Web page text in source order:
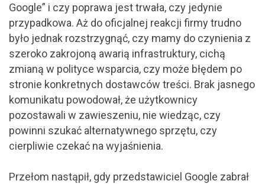
Google” i czy poprawa jest trwała, czy jedynie
przypadkowa. Aż do oficjalnej reakcji firmy trudno
było jednak rozstrzygnąć, czy mamy do czynienia z
szeroko zakrojoną awarią infrastruktury, cichą
zmianą w polityce wsparcia, czy może błędem po
stronie konkretnych dostawców treści. Brak jasnego
komunikatu powodował, że użytkownicy
pozostawali w zawieszeniu, nie wiedząc, czy
powinni szukać alternatywnego sprzętu, czy
cierpliwie czekać na wyjaśnienia.
Przełom nastąpił, gdy przedstawiciel Google zabrał